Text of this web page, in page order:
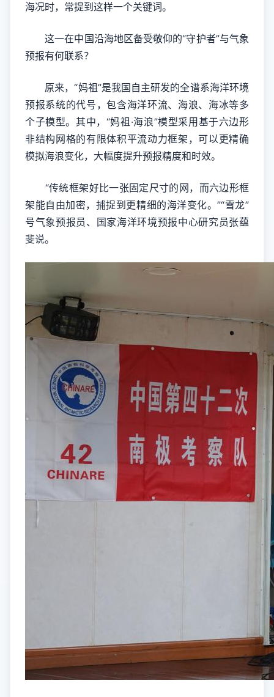
海况时，常提到这样一个关键词。
这一在中国沿海地区备受敬仰的“守护者”与气象
预报有何联系？
原来，“妈祖”是我国自主研发的全谱系海洋环境
预报系统的代号，包含海洋环流、海浪、海冰等多
个子模型。其中，“妈祖·海浪”模型采用基于六边形
非结构网格的有限体积平流动力框架，可以更精确
模拟海浪变化，大幅度提升预报精度和时效。
“传统框架好比一张固定尺寸的网，而六边形框
架能自由加密，捕捉到更精细的海洋变化。”“雪龙”
号气象预报员、国家海洋环境预报中心研究员张蕴
斐说。